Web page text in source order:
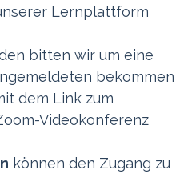
Lernplattform
bitten wir um eine
bekommen
dem Link zum
Videokonferenz
können den Zugang zu